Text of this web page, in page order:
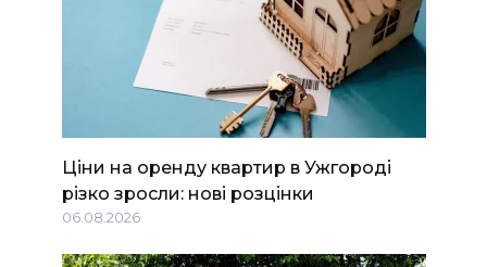
Ціни на оренду квартир в Ужгороді
різко зросли: нові розцінки
06.08.2026